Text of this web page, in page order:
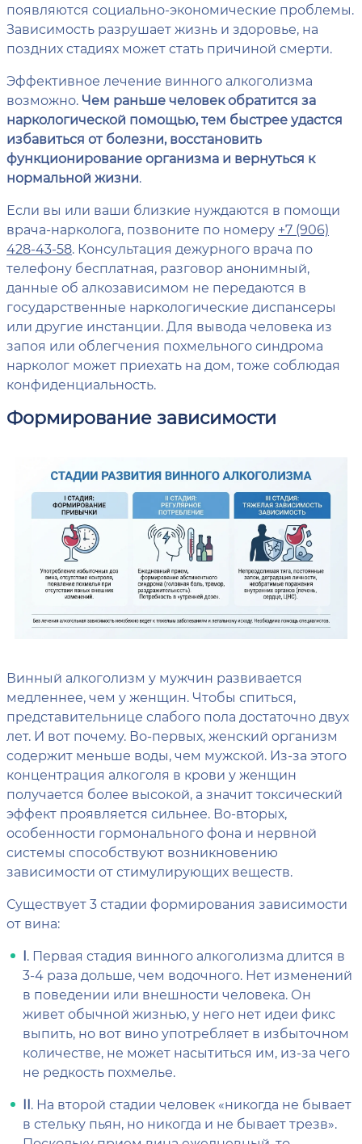
появляются социально-экономические проблемы.
Зависимость разрушает жизнь и здоровье, на
поздних стадиях может стать причиной смерти.
Эффективное лечение винного алкоголизма
возможно. Чем раньше человек обратится за
наркологической помощью, тем быстрее удастся
избавиться от болезни, восстановить
функционирование организма и вернуться к
нормальной жизни.
Если вы или ваши близкие нуждаются в помощи
врача-нарколога, позвоните по номеру +7 (906)
428-43-58. Консультация дежурного врача по
телефону бесплатная, разговор анонимный,
данные об алкозависимом не передаются в
государственные наркологические диспансеры
или другие инстанции. Для вывода человека из
запоя или облегчения похмельного синдрома
нарколог может приехать на дом, тоже соблюдая
конфиденциальность.
Формирование зависимости
Винный алкоголизм у мужчин развивается
медленнее, чем у женщин. Чтобы спиться,
представительнице слабого пола достаточно двух
лет. И вот почему. Во-первых, женский организм
содержит меньше воды, чем мужской. Из-за этого
концентрация алкоголя в крови у женщин
получается более высокой, а значит токсический
эффект проявляется сильнее. Во-вторых,
особенности гормонального фона и нервной
системы способствуют возникновению
зависимости от стимулирующих веществ.
Существует 3 стадии формирования зависимости
от вина:
I. Первая стадия винного алкоголизма длится в
3-4 раза дольше, чем водочного. Нет изменений
в поведении или внешности человека. Он
живет обычной жизнью, у него нет идеи фикс
выпить, но вот вино употребляет в избыточном
количестве, не может насытиться им, из-за чего
не редкость похмелье.
II. На второй стадии человек «никогда не бывает
в стельку пьян, но никогда и не бывает трезв».